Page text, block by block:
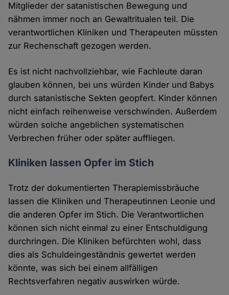
Mitglieder der satanistischen Bewegung und
nähmen immer noch an Gewaltritualen teil. Die
verantwortlichen Kliniken und Therapeuten müssten
zur Rechenschaft gezogen werden.
Es ist nicht nachvollziehbar, wie Fachleute daran
glauben können, bei uns würden Kinder und Babys
durch satanistische Sekten geopfert. Kinder können
nicht einfach reihenweise verschwinden. Außerdem
würden solche angeblichen systematischen
Verbrechen früher oder später auffliegen.
Kliniken lassen Opfer im Stich
Trotz der dokumentierten Therapiemissbräuche
lassen die Kliniken und Therapeutinnen Leonie und
die anderen Opfer im Stich. Die Verantwortlichen
können sich nicht einmal zu einer Entschuldigung
durchringen. Die Kliniken befürchten wohl, dass
dies als Schuldeingeständnis gewertet werden
könnte, was sich bei einem allfälligen
Rechtsverfahren negativ auswirken würde.